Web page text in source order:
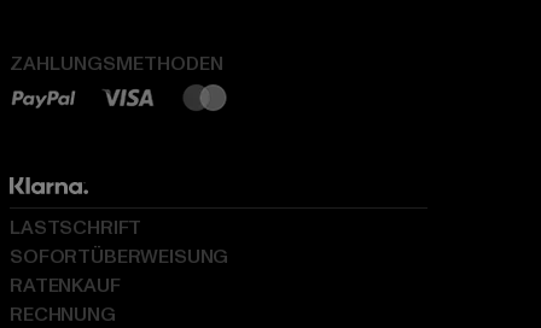
ZAHLUNGSMETHODEN
LASTSCHRIFT
SOFORTÜBERWEISUNG
RATENKAUF
RECHNUNG